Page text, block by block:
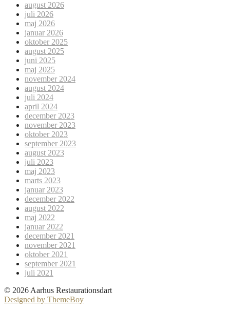
august 2026
juli 2026
maj 2026
januar 2026
oktober 2025
august 2025
juni 2025
maj 2025
november 2024
august 2024
juli 2024
april 2024
december 2023
november 2023
oktober 2023
september 2023
august 2023
juli 2023
maj 2023
marts 2023
januar 2023
december 2022
august 2022
maj 2022
januar 2022
december 2021
november 2021
oktober 2021
september 2021
juli 2021
© 2026 Aarhus Restaurationsdart
Designed by ThemeBoy